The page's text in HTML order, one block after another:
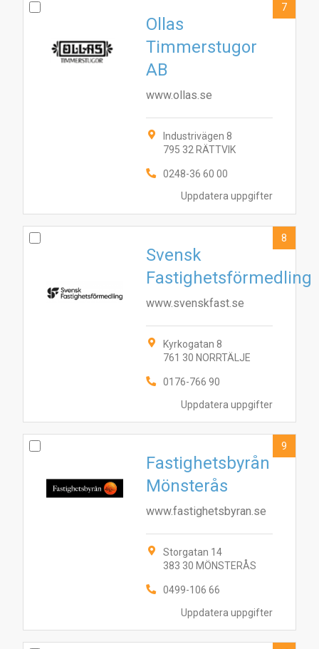
Uppdatera uppgifter
Ollas
Timmerstugor
AB
www.ollas.se
Industrivägen 8
795 32 RÄTTVIK
0248-36 60 00
7
Uppdatera uppgifter
Svensk
Fastighetsförmedling
www.svenskfast.se
Kyrkogatan 8
761 30 NORRTÄLJE
0176-766 90
8
Uppdatera uppgifter
Fastighetsbyrån
Mönsterås
www.fastighetsbyran.se
Storgatan 14
383 30 MÖNSTERÅS
0499-106 66
9